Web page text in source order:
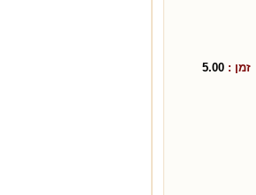
זמן : 5.00